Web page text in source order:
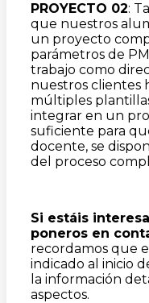
PROYECTO 02:
que nuestros
un proyecto
parámetros de
trabajo como
nuestros clientes
múltiples
integrar en un
suficiente para
docente, se
del proceso
Si estáis
poneros en
recordamos que
indicado al inicio
la información
aspectos.